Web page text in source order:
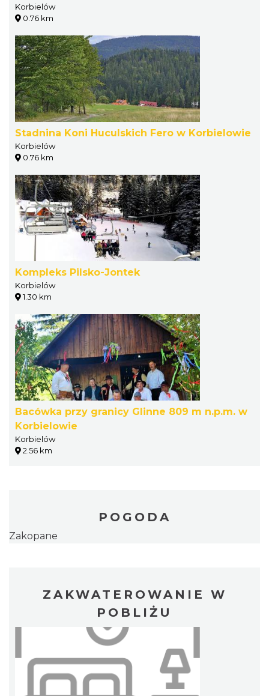
Korbielów
0.76 km
Stadnina Koni Huculskich Fero w Korbielowie
Korbielów
0.76 km
Kompleks Pilsko-Jontek
Korbielów
1.30 km
Bacówka przy granicy Glinne 809 m n.p.m. w
Korbielowie
Korbielów
2.56 km
POGODA
Zakopane
ZAKWATEROWANIE W
POBLIŻU